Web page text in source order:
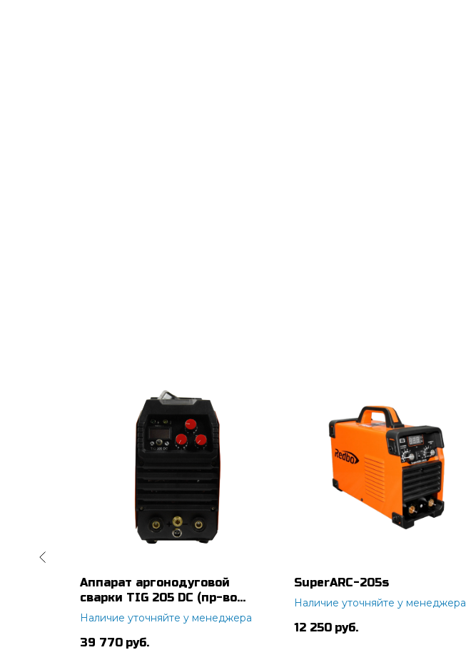
Аппарат аргонодуговой
сварки TIG 205 DC (пр-во
FoxWeld/КНР)
Наличие уточняйте у менеджера
39 770 руб.
SuperARC-205s
Наличие уточняйте у менеджера
12 250 руб.